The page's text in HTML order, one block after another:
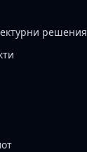
решения